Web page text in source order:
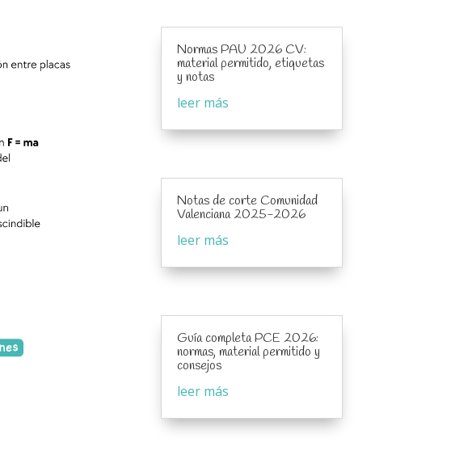
Normas PAU 2026 CV:
material permitido, etiquetas
y notas
leer más
Notas de corte Comunidad
Valenciana 2025-2026
leer más
Guía completa PCE 2026:
normas, material permitido y
consejos
leer más